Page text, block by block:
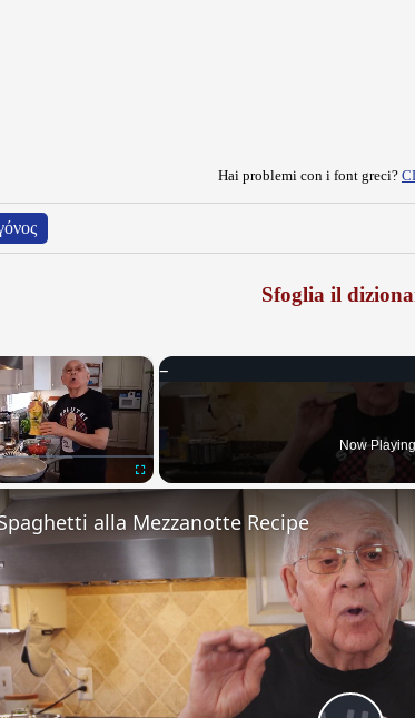
Hai problemi con i font greci?
Sfoglia il
×
Fullscreen
Now Playing
alla Mezzanotte Recipe